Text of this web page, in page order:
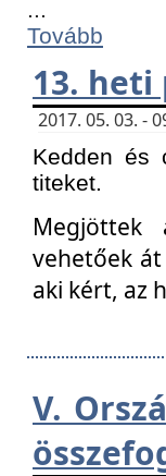
Tovább
13.
2017. 05. 03. -
Kedden és
titeket.
Megjöttek
vehetőek
aki kért, az
V.